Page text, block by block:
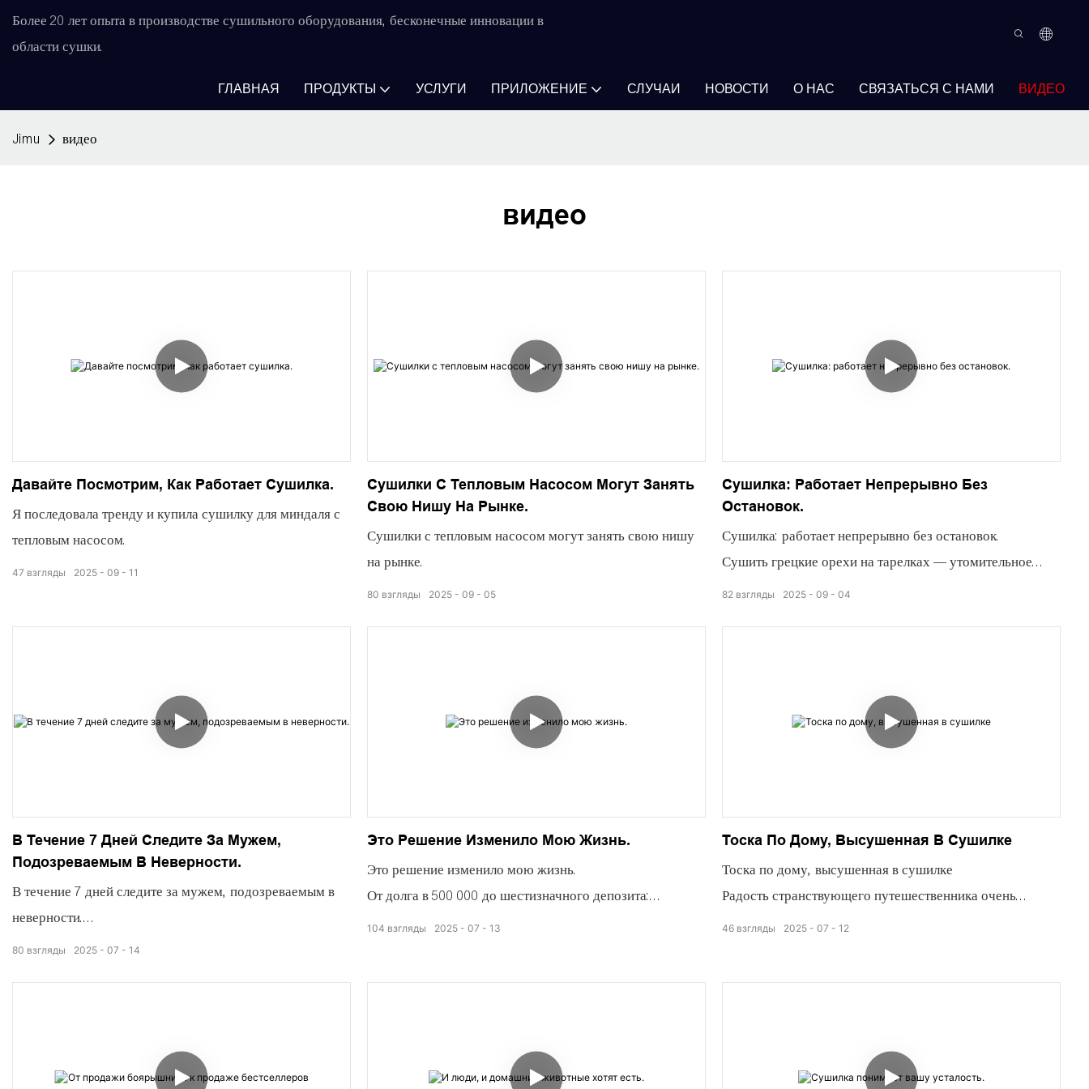
Более 20 лет опыта в производстве сушильного оборудования, бесконечные инновации в
области сушки.
ГЛАВНАЯ ПРОДУКТЫ УСЛУГИ ПРИЛОЖЕНИЕ СЛУЧАИ НОВОСТИ О НАС СВЯЗАТЬСЯ С НАМИ ВИДЕО
Jimu видео
видео
Давайте Посмотрим, Как Работает Сушилка.
Я последовала тренду и купила сушилку для миндаля с
тепловым насосом.
2025 09 11
47 взгляды
Сушилки С Тепловым Насосом Могут Занять
Свою Нишу На Рынке.
Сушилки с тепловым насосом могут занять свою нишу
на рынке.
2025 09 05
80 взгляды
Сушилка: Работает Непрерывно Без
Остановок.
Сушилка: работает непрерывно без остановок.
Сушить грецкие орехи на тарелках — утомительное
занятие.
2025 09 04
82 взгляды
В Течение 7 Дней Следите За Мужем,
Подозреваемым В Неверности.
В течение 7 дней следите за мужем, подозреваемым в
неверности.
Оказалось, что он вытирал пот и сушил табачные листья.
Он имитирует воздействие солнечных лучей и
2025 07 14
80 взгляды
Это Решение Изменило Мою Жизнь.
Это решение изменило мою жизнь.
От долга в 500 000 до шестизначного депозита:
Это решение изменило мою жизнь.
Попрощайтесь с подгоревшими краями и пятнами
2025 07 13
104 взгляды
Тоска По Дому, Высушенная В Сушилке
Тоска по дому, высушенная в сушилке
Радость странствующего путешественника очень
проста.
Как и в случае с плавающими кокосовыми хлопьями,
всегда приходится выбирать наиболее подходящую
2025 07 12
46 взгляды